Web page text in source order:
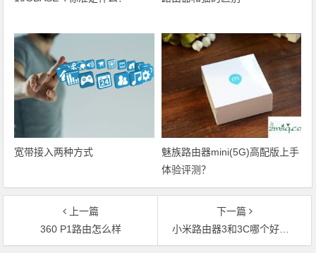
宽带接入两种方式
魅族路由器mini(5G)高配版上手
体验评测？
上一篇
360 P1路由怎么样
下一篇
小米路由器3和3C哪个好？小米路由器3和3C区别